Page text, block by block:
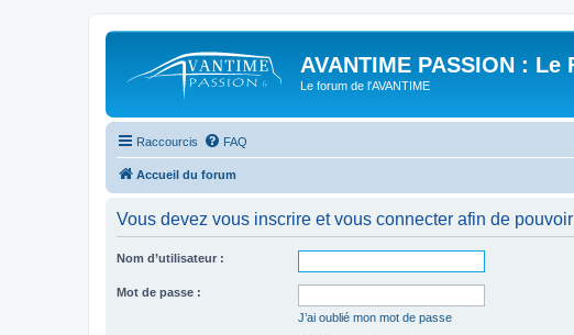
AVANTIME PASSION : Le
Le forum de l'AVANTIME
Raccourcis FAQ
Accueil du forum
Vous devez vous inscrire et vous connecter afin de
Nom d’utilisateur :
Mot de passe :
J’ai oublié mon mot de passe